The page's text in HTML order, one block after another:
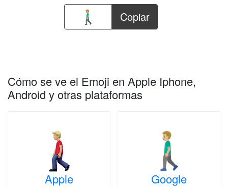
Copiar
Cómo se ve el Emoji en Apple Iphone,
Android y otras plataformas
Apple Google